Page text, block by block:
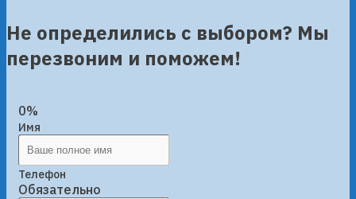
Не определились с выбором? Мы
перезвоним и поможем!
0%
Имя
Телефон
Обязательно